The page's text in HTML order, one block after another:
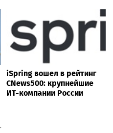
iSpring вошел в рейтинг
CNews500: крупнейшие
ИТ-компании России